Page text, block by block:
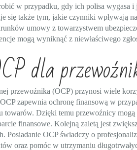
w przypadku, gdy ich polisa wygasa i
się także tym, jakie czynniki wpływają
umowy z towarzystwem
mogą wyniknąć z niewłaściwego
dla
przewoźnika (OCP) przynosi wiele
zapewnia ochronę finansową w
towarów. Dzięki temu przewoźnicy mogą
finansowe. Kolejną zaletą jest
Posiadanie OCP świadczy o
oraz pomóc w utrzymaniu